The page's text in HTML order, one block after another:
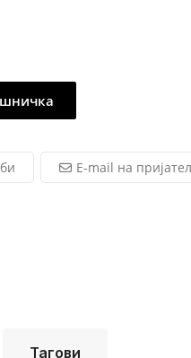
E-mail на пријател
Тагови